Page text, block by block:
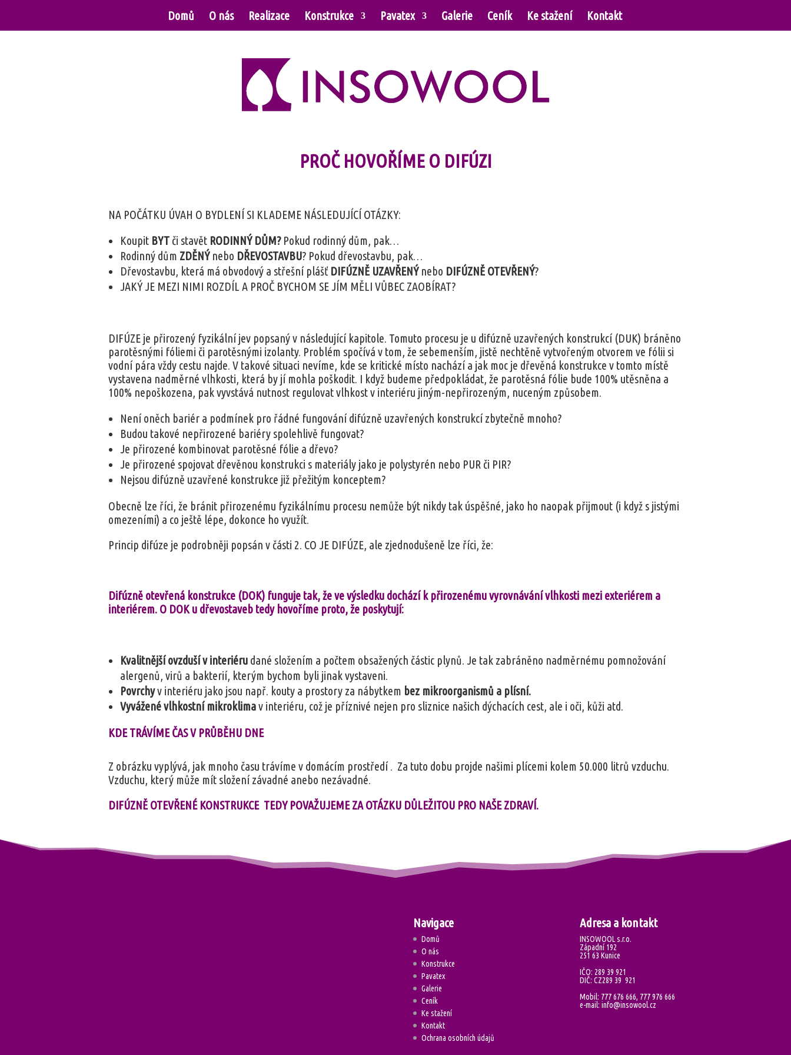
Domů O nás Realizace Konstrukce Pavatex Galerie Ceník Ke stažení Kontakt
PROČ HOVOŘÍME O DIFÚZI
NA POČÁTKU ÚVAH O BYDLENÍ SI KLADEME NÁSLEDUJÍCÍ OTÁZKY:
Koupit BYT či stavět RODINNÝ DŮM?Pokud rodinný dům, pak…
Rodinný dům ZDĚNÝnebo DŘEVOSTAVBU? Pokud dřevostavbu, pak…
Dřevostavbu, která má obvodový a střešní plášť DIFÚZNĚ UZAVŘENÝnebo DIFÚZNĚ OTEVŘENÝ?
JAKÝ JE MEZI NIMI ROZDÍL A PROČ BYCHOM SE JÍM MĚLI VŮBEC ZAOBÍRAT?
DIFÚZE je přirozený fyzikální jev popsaný v následující kapitole. Tomuto procesu je u difúzně uzavřených konstrukcí (DUK) bráněno
parotěsnými fóliemi či parotěsnými izolanty. Problém spočívá v tom, že sebemenším, jistě nechtěně vytvořeným otvorem ve fólii si
vodní pára vždy cestu najde. V takové situaci nevíme, kde se kritické místo nachází a jak moc je dřevěná konstrukce v tomto místě
vystavena nadměrné vlhkosti, která by jí mohla poškodit. I když budeme předpokládat, že parotěsná fólie bude 100% utěsněna a
100% nepoškozena, pak vyvstává nutnost regulovat vlhkost v interiéru jiným-nepřirozeným, nuceným způsobem.
Není oněch bariér a podmínek pro řádné fungování difúzně uzavřených konstrukcí zbytečně mnoho?
Budou takové nepřirozené bariéry spolehlivě fungovat?
Je přirozené kombinovat parotěsné fólie a dřevo?
Je přirozené spojovat dřevěnou konstrukci s materiály jako je polystyrén nebo PUR či PIR?
Nejsou difúzně uzavřené konstrukce již přežitým konceptem?
Obecně lze říci, že bránit přirozenému fyzikálnímu procesu nemůže být nikdy tak úspěšné, jako ho naopak přijmout (i když s jistými
omezeními) a co ještě lépe, dokonce ho využít.
Princip difúze je podrobněji popsán v části 2. CO JE DIFÚZE, ale zjednodušeně lze říci, že:
Difúzně otevřená konstrukce (DOK) funguje tak, že ve výsledku dochází k přirozenému vyrovnávání vlhkosti mezi exteriérem a
interiérem. O DOK u dřevostaveb tedy hovoříme proto, že poskytují:
Kvalitnější ovzduší v interiéru dané složením a počtem obsažených částic plynů. Je tak zabráněno nadměrnému pomnožování
alergenů, virů a bakterií, kterým bychom byli jinak vystaveni.
Povrchyv interiéru jako jsou např. kouty a prostory za nábytkem bez mikroorganismů a plísní.
Vyvážené vlhkostní mikroklimav interiéru, což je příznivé nejen pro sliznice našich dýchacích cest, ale i oči, kůži atd.
KDE TRÁVÍME ČAS V PRŮBĚHU DNE
Z obrázku vyplývá, jak mnoho času trávíme v domácím prostředí . Za tuto dobu projde našimi plícemi kolem 50.000 litrů vzduchu.
Vzduchu, který může mít složení závadné anebo nezávadné.
DIFÚZNĚ OTEVŘENÉ KONSTRUKCE TEDY POVAŽUJEME ZA OTÁZKU DŮLEŽITOU PRO NAŠE ZDRAVÍ.
Navigace
Domů
O nás
Konstrukce
Pavatex
Galerie
Ceník
Ke stažení
Kontakt
Ochrana osobních údajů
Adresa a kontakt
INSOWOOL s.r.o.
Západní 192
251 63 Kunice
IČO: 289 39 921
DIČ: CZ289 39 921
Mobil: 777 676 666, 777 976 666
e-mail: info@insowool.cz